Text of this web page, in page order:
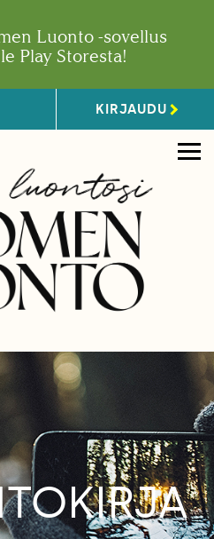
Luonto -sovellus
Play Storesta!
KIRJAUDU